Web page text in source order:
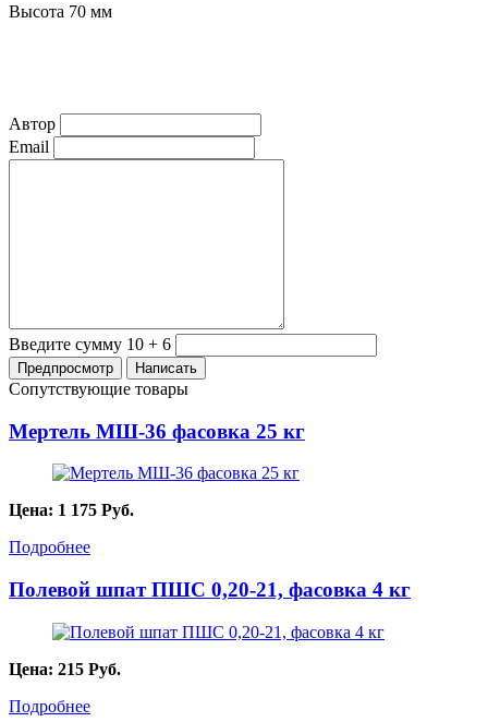
Высота 70 мм
Автор
Email
Введите сумму 10 + 6
Сопутствующие товары
Мертель МШ-36 фасовка 25 кг
Цена: 1 175 Руб.
Подробнее
Полевой шпат ПШС 0,20-21, фасовка 4 кг
Цена: 215 Руб.
Подробнее